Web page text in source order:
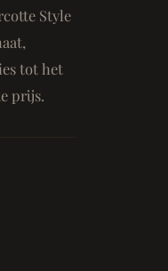
Style
tot het
prijs.